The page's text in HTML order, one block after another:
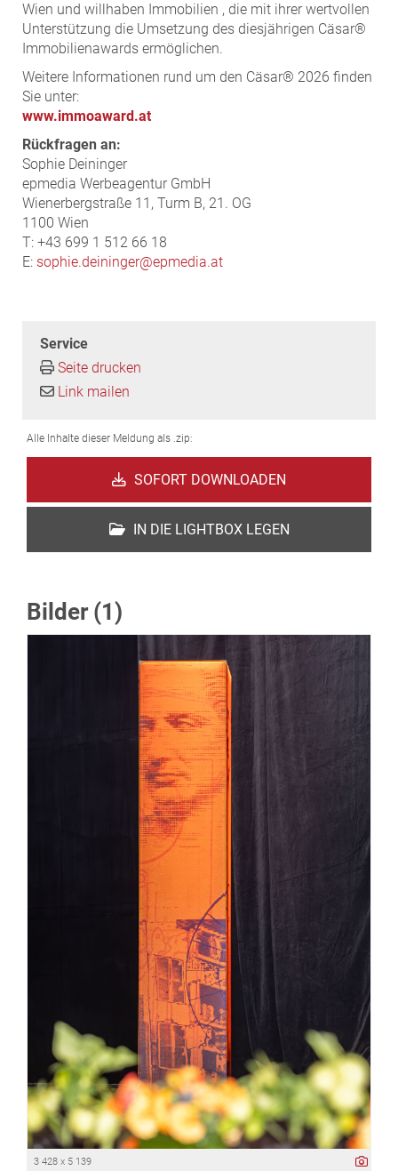
Wien und willhaben Immobilien , die mit ihrer wertvollen
Unterstützung die Umsetzung des diesjährigen Cäsar®
Immobilienawards ermöglichen.
Weitere Informationen rund um den Cäsar® 2026 finden
Sie unter:
www.immoaward.at
Rückfragen an:
Sophie Deininger
epmedia Werbeagentur GmbH
Wienerbergstraße 11, Turm B, 21. OG
1100 Wien
T: +43 699 1 512 66 18
E: sophie.deininger@epmedia.at
Service
Seite drucken
Link mailen
Alle Inhalte dieser Meldung als .zip:
SOFORT DOWNLOADEN
IN DIE LIGHTBOX LEGEN
Bilder (1)
3 428 x 5 139